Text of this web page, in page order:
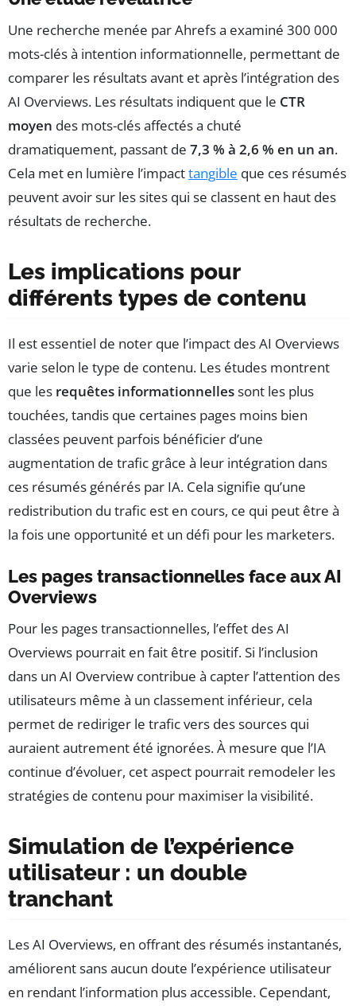
Une recherche menée par Ahrefs a examiné 300 000
mots-clés à intention informationnelle, permettant de
comparer les résultats avant et après l’intégration des
AI Overviews. Les résultats indiquent que le CTR
moyen des mots-clés affectés a chuté
dramatiquement, passant de 7,3 % à 2,6 % en un an.
Cela met en lumière l’impacttangible que ces résumés
peuvent avoir sur les sites qui se classent en haut des
résultats de recherche.
Les implications pour
différents types de contenu
Il est essentiel de noter que l’impact des AI Overviews
varie selon le type de contenu. Les études montrent
que les requêtes informationnellessont les plus
touchées, tandis que certaines pages moins bien
classées peuvent parfois bénéficier d’une
augmentation de trafic grâce à leur intégration dans
ces résumés générés par IA. Cela signifie qu’une
redistribution du trafic est en cours, ce qui peut être à
la fois une opportunité et un défi pour les marketers.
Les pages transactionnelles face aux AI
Overviews
Pour les pages transactionnelles, l’effet des AI
Overviews pourrait en fait être positif. Si l’inclusion
dans un AI Overview contribue à capter l’attention des
utilisateurs même à un classement inférieur, cela
permet de rediriger le trafic vers des sources qui
auraient autrement été ignorées. À mesure que l’IA
continue d’évoluer, cet aspect pourrait remodeler les
stratégies de contenu pour maximiser la visibilité.
Simulation de l’expérience
utilisateur : un double
tranchant
Les AI Overviews, en offrant des résumés instantanés,
améliorent sans aucun doute l’expérience utilisateur
en rendant l’information plus accessible. Cependant,